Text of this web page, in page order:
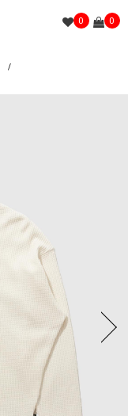
0 0